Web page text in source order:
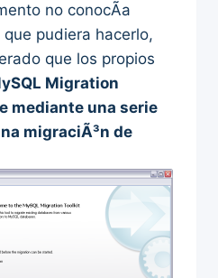
no conocÃ­a
pudiera hacerlo,
que los propios
Migration
mediante una serie
migraciÃ³n de